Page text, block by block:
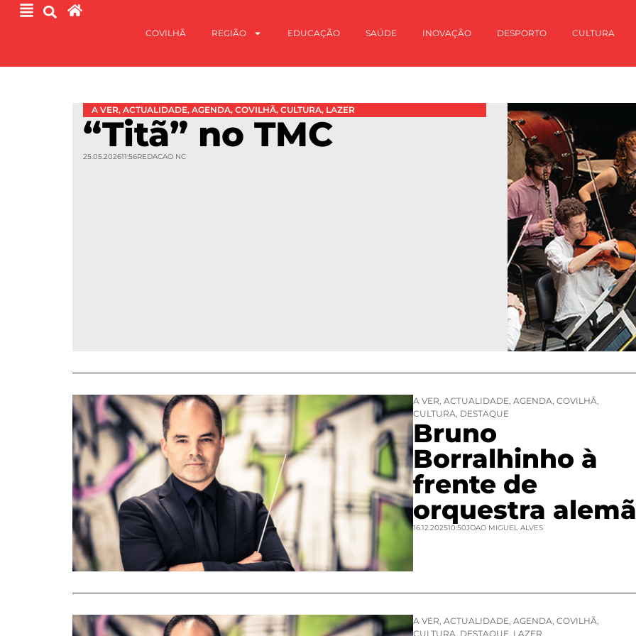
COVILHÃ REGIÃO EDUCAÇÃO SAÚDE INOVAÇÃO DESPORTO CULTURA
A VER, ACTUALIDADE, AGENDA, COVILHÃ, CULTURA, LAZER
“Titã” no TMC
25.05.202611:56REDACAO NC
A VER, ACTUALIDADE, AGENDA, COVILHÃ,
CULTURA, DESTAQUE
Bruno
Borralhinho à
frente de
orquestra alemã
16.12.202510:50JOAO MIGUEL ALVES
A VER, ACTUALIDADE, AGENDA, COVILHÃ,
CULTURA DESTAQUE LAZER